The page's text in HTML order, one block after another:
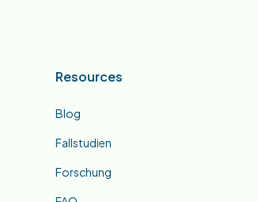
Resources
Blog
Fallstudien
Forschung